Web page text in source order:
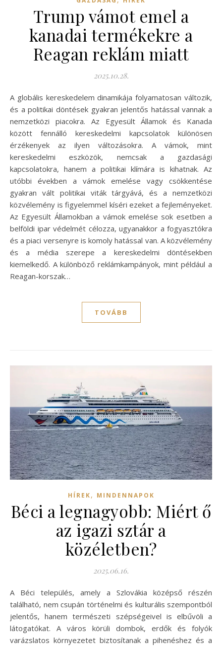
Trump vámot emel a
kanadai termékekre a
Reagan reklám miatt
2025.10.28.
A globális kereskedelem dinamikája folyamatosan változik,
és a politikai döntések gyakran jelentős hatással vannak a
nemzetközi piacokra. Az Egyesült Államok és Kanada
között fennálló kereskedelmi kapcsolatok különösen
érzékenyek az ilyen változásokra. A vámok, mint
kereskedelmi eszközök, nemcsak a gazdasági
kapcsolatokra, hanem a politikai klímára is kihatnak. Az
utóbbi években a vámok emelése vagy csökkentése
gyakran vált politikai viták tárgyává, és a nemzetközi
közvélemény is figyelemmel kíséri ezeket a fejleményeket.
Az Egyesült Államokban a vámok emelése sok esetben a
belföldi ipar védelmét célozza, ugyanakkor a fogyasztókra
és a piaci versenyre is komoly hatással van. A közvélemény
és a média szerepe a kereskedelmi döntésekben
kiemelkedő. A különböző reklámkampányok, mint például a
Reagan-korszak…
TOVÁBB
HÍREK, MINDENNAPOK
Béci a legnagyobb: Miért ő
az igazi sztár a
közéletben?
2025.06.16.
A Béci település, amely a Szlovákia középső részén
található, nem csupán történelmi és kulturális szempontból
jelentős, hanem természeti szépségeivel is elbűvöli a
látogatókat. A város körüli dombok, erdők és folyók
varázslatos környezetet biztosítanak a pihenéshez és a